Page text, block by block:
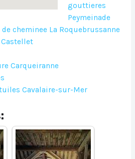
gouttieres
Peymeinade
cheminee La Roquebrussanne
Carqueiranne
Cavalaire-sur-Mer